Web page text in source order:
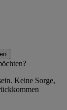
Keine Sorge,